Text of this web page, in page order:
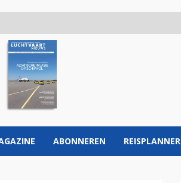
ABONNEREN REISPLANNER